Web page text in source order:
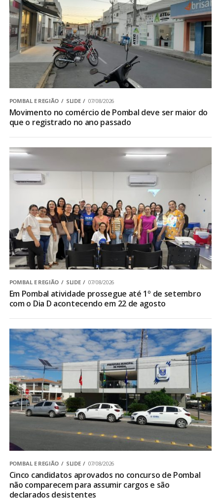
POMBAL E REGIÃO SLIDE 07/08/2026
Movimento no comércio de Pombal deve ser maior do
que o registrado no ano passado
POMBAL E REGIÃO SLIDE 07/08/2026
Em Pombal atividade prossegue até 1º de setembro
com o Dia D acontecendo em 22 de agosto
POMBAL E REGIÃO SLIDE 07/08/2026
Cinco candidatos aprovados no concurso de Pombal
não comparecem para assumir cargos e são
declarados desistentes